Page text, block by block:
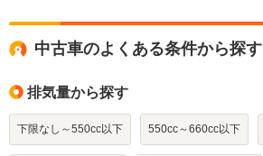
中古車のよくある条件から探す
排気量から探す
下限なし～550cc以下 550cc～660cc以下